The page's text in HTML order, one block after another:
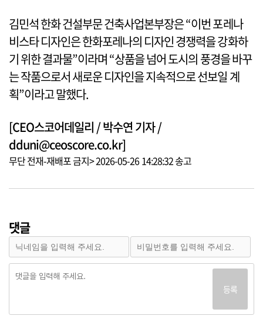
김민석 한화 건설부문 건축사업본부장은 “이번 포레나
비스타 디자인은 한화포레나의 디자인 경쟁력을 강화하
기 위한 결과물”이라며 “상품을 넘어 도시의 풍경을 바꾸
는 작품으로서 새로운 디자인을 지속적으로 선보일 계
획”이라고 말했다.
[CEO스코어데일리 / 박수연 기자 /
dduni@ceoscore.co.kr]
무단 전재-재배포 금지> 2026-05-26 14:28:32 송고
댓글
등록